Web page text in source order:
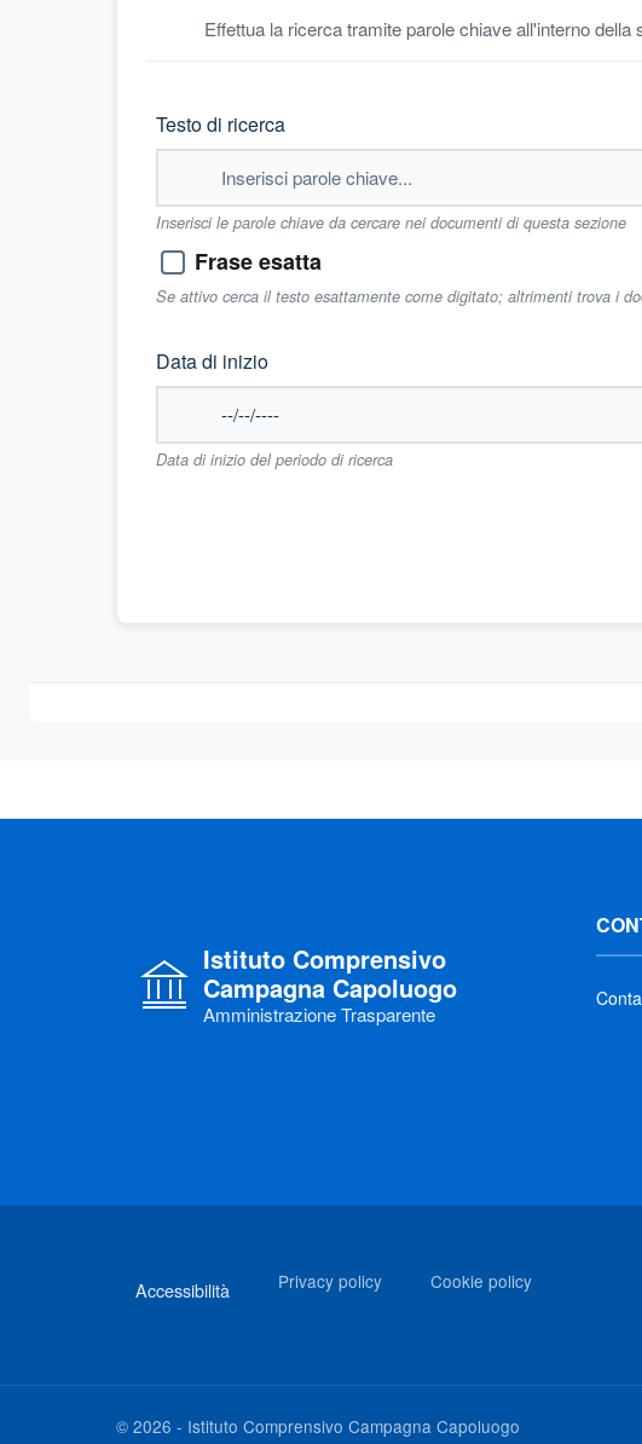
Effettua la ricerca tramite parole chiave all'interno della
Testo di ricerca
Inserisci le parole chiave da cercare nei documenti di questa sezione
Frase esatta
Se attivo cerca il testo esattamente come digitato; altrimenti trova i
Data di inizio
Data di inizio del periodo di ricerca
Istituto Comprensivo
Campagna Capoluogo
Amministrazione Trasparente
Accessibilità Privacy policy Cookie policy
© 2026 - Istituto Comprensivo Campagna Capoluogo